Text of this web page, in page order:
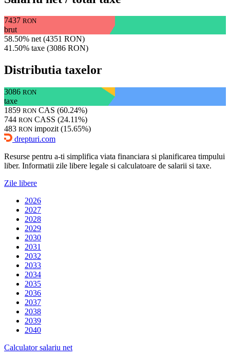
7437 RON
brut
58.50% net (4351 RON)
41.50% taxe (3086 RON)
Distributia taxelor
3086 RON
taxe
1859 RON CAS (60.24%)
744 RON CASS (24.11%)
483 RON impozit (15.65%)
drepturi.com
Resurse pentru a-ti simplifica viata financiara si planificarea timpului
liber. Informatii zile libere legale si calculatoare de salarii si taxe.
Zile libere
2026
2027
2028
2029
2030
2031
2032
2033
2034
2035
2036
2037
2038
2039
2040
Calculator salariu net